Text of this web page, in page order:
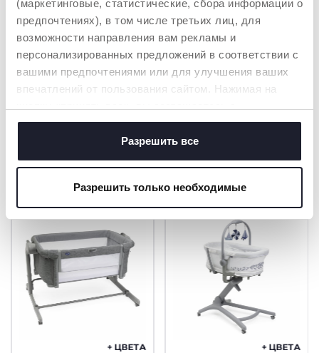
(маркетинговые, статистические, сбора информации о
предпочтениях), в том числе третьих лиц, для
возможности направления вам рекламы и
персонализированных предложений в соответствии с
вашими предпочтениями или для улучшения ваших
впечатлений от пользования сайтом. Нажимая на
размещением всех файлов cookie. Если вы желаете
получить больше информации или предоставить
согласие на использование некоторых файлов cookie,
баннер, вы соглашаетесь использовать только
технические файлы cookie, которые необходимы для
Политика использования файлов cookie
Разрешить все
Разрешить только необходимые
to stand up easily.
motor skill
development. The side
zipper allows them to
get in and out
ТОВАРЫ, КОТОРЫЕ МОГУТ ВАС
ЗАИНТЕРЕСОВАТЬ
+ ЦВЕТА + ЦВЕТА